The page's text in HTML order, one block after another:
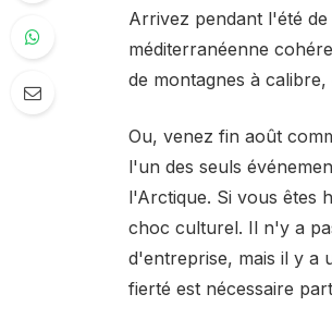
Arrivez pendant l'été
méditerranéenne
de montagnes à
Ou, venez fin août
l'un des seuls
l'Arctique. Si vous êtes
choc culturel. Il n'y a
d'entreprise, mais il y a
fierté est nécessaire